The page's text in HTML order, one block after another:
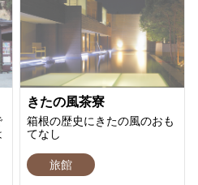
きたの風茶寮
箱根の歴史にきたの風のおも
てなし
旅館